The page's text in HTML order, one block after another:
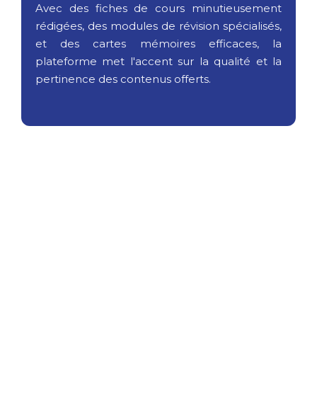
Avec des fiches de cours minutieusement
rédigées, des modules de révision spécialisés,
et des cartes mémoires efficaces, la
plateforme met l'accent sur la qualité et la
pertinence des contenus offerts.